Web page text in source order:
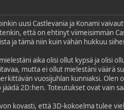
uusi Castlevania ja Konami
että on ehtinyt viimeisimmän
ja tämä niin kuin vähän hukkuu
aika olisi ollut kypsä ja olisi
mutta ei ollut mielestäni
vuosijuhlan kunniaksi.
2D:hen. Toteutukset ovat vain
kovasti, että 3D-kokoelma tulee